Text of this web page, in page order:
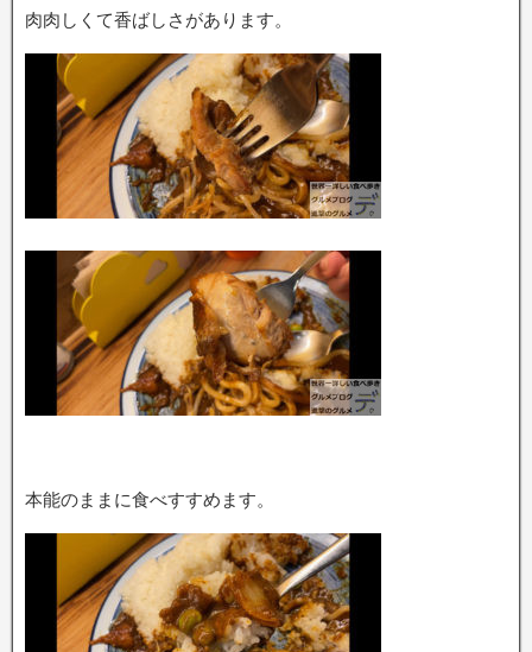
肉肉しくて香ばしさがあります。
本能のままに食べすすめます。